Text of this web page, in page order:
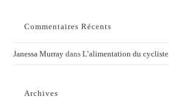
Commentaires Récents
Janessa Murray dansL’alimentation du cycliste
Archives